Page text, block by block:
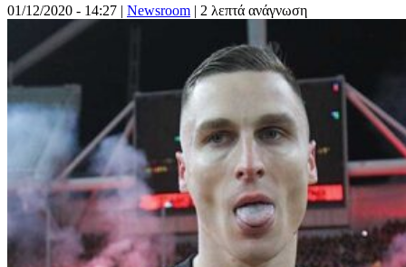
01/12/2020 - 14:27 | Newsroom | 2 λεπτά ανάγνωση